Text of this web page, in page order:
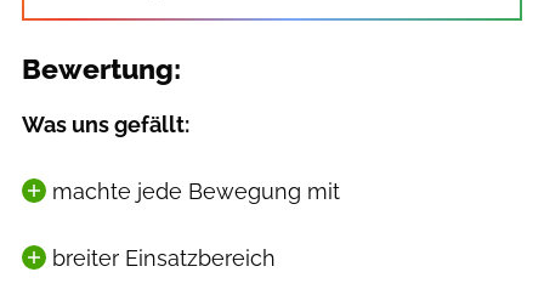
Bewertung:
Was uns gefällt:
machte jede Bewegung mit
breiter Einsatzbereich